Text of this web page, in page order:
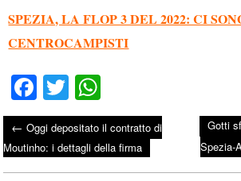
SPEZIA, LA FLOP 3 DEL 2022: CI
CENTROCAMPISTI
Fa
ce
bo
ok
T
wi
tte
r
ha
ts
A
Post navigation
← Oggi depositato il contratto di
Moutinho: i dettagli della firma
Gotti
Spezia-